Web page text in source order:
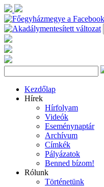
Kezdőlap
Hírek
Hírfolyam
Videók
Eseménynaptár
Archívum
Címkék
Pályázatok
Benned bízom!
Rólunk
Történetünk